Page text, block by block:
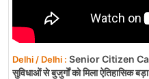
Delhi / Delhi : Senior Citizen
सुविधाओं से बुजुर्गों को मिला ऐतिहासिक